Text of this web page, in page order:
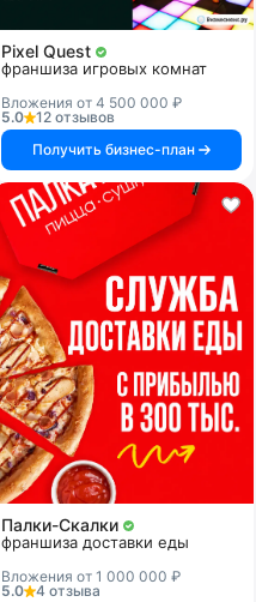
Pixel Quest
франшиза игровых комнат
Вложения от 4 500 000 ₽
5.0
12 отзывов
Получить бизнес-план
Палки-Скалки
франшиза доставки еды
Вложения от 1 000 000 ₽
5.0
4 отзыва